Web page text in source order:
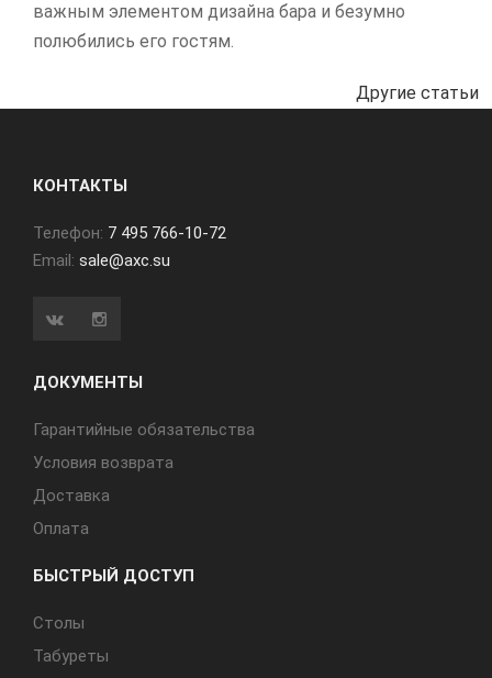
важным элементом дизайна бара и безумно
полюбились его гостям.
Другие статьи
КОНТАКТЫ
Телефон: 7 495 766-10-72
Email: sale@axc.su
ДОКУМЕНТЫ
Гарантийные обязательства
Условия возврата
Доставка
Оплата
БЫСТРЫЙ ДОСТУП
Cтолы
Табуреты